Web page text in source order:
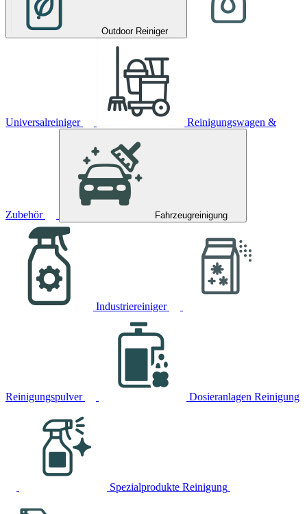
Outdoor Reiniger
Universalreiniger Reinigungswagen &
Zubehör Fahrzeugreinigung
Industriereiniger
Reinigungspulver Dosieranlagen Reinigung
Spezialprodukte Reinigung